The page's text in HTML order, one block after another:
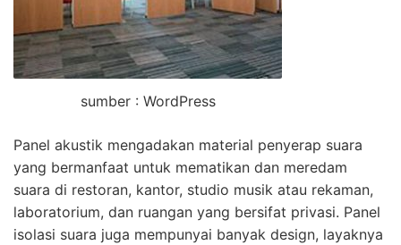
sumber : WordPress
Panel akustik mengadakan material penyerap suara
yang bermanfaat untuk mematikan dan meredam
suara di restoran, kantor, studio musik atau rekaman,
laboratorium, dan ruangan yang bersifat privasi. Panel
isolasi suara juga mempunyai banyak design, layaknya